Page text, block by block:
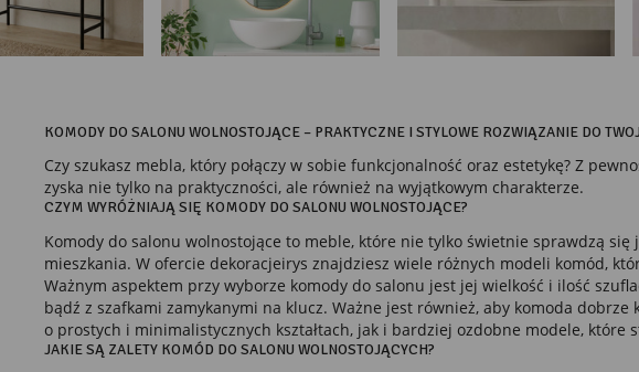
KOMODY DO SALONU WOLNOSTOJĄCE – PRAKTYCZNE I STYLOWE ROZWIĄZANIE DO
Czy szukasz mebla, który połączy w sobie funkcjonalność oraz estetykę? Z
zyska nie tylko na praktyczności, ale również na wyjątkowym charakterze.
CZYM WYRÓŻNIAJĄ SIĘ KOMODY DO SALONU WOLNOSTOJĄCE?
Komody do salonu wolnostojące to meble, które nie tylko świetnie sprawdzą
mieszkania. W ofercie dekoracjeirys znajdziesz wiele różnych modeli komód,
Ważnym aspektem przy wyborze komody do salonu jest jej wielkość i ilość
bądź z szafkami zamykanymi na klucz. Ważne jest również, aby komoda
o prostych i minimalistycznych kształtach, jak i bardziej ozdobne modele, które
JAKIE SĄ ZALETY KOMÓD DO SALONU WOLNOSTOJĄCYCH?